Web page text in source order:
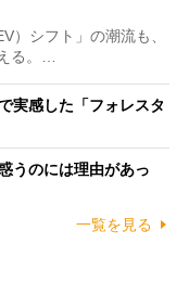
）シフト」の潮流も、
る。…
実感した「フォレスタ
うのには理由があっ
一覧を見る